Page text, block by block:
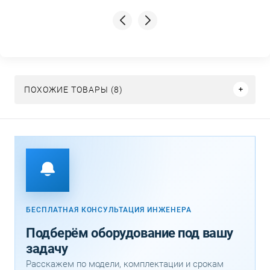
ПОХОЖИЕ ТОВАРЫ (8)
БЕСПЛАТНАЯ КОНСУЛЬТАЦИЯ ИНЖЕНЕРА
Подберём оборудование под вашу
задачу
Расскажем по модели, комплектации и срокам